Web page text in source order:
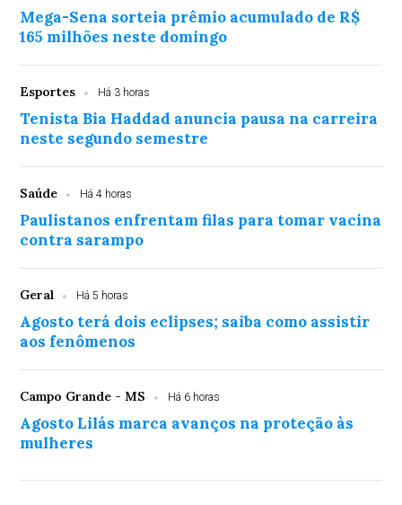
Mega-Sena sorteia prêmio acumulado de R$
165 milhões neste domingo
Esportes Há 3 horas
Tenista Bia Haddad anuncia pausa na carreira
neste segundo semestre
Saúde Há 4 horas
Paulistanos enfrentam filas para tomar vacina
contra sarampo
Geral Há 5 horas
Agosto terá dois eclipses; saiba como assistir
aos fenômenos
Campo Grande - MS Há 6 horas
Agosto Lilás marca avanços na proteção às
mulheres